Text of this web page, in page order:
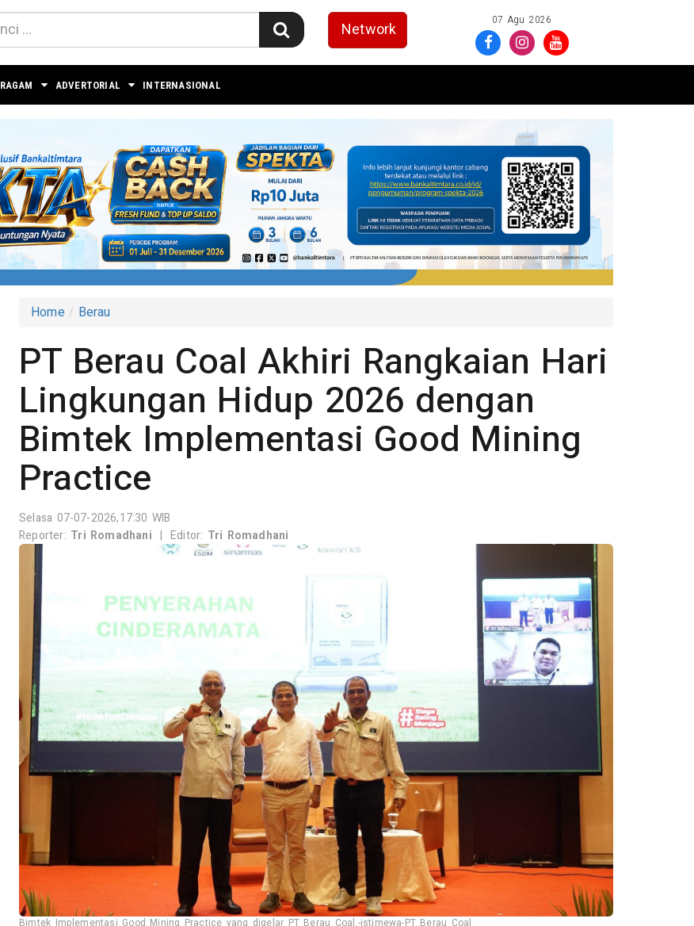
Network 07 Agu 2026
RAGAM ADVERTORIAL INTERNASIONAL
Home Berau
PT Berau Coal Akhiri Rangkaian Hari
Lingkungan Hidup 2026 dengan
Bimtek Implementasi Good Mining
Practice
Selasa 07-07-2026,17:30 WIB
Reporter: Tri Romadhani | Editor: Tri Romadhani
Bimtek Implementasi Good Mining Practice yang digelar PT Berau Coal.-istimewa-PT Berau Coal